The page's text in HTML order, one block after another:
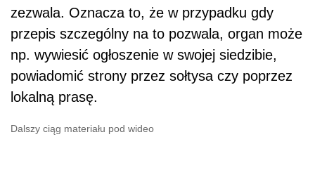
zezwala. Oznacza to, że w przypadku gdy
przepis szczególny na to pozwala, organ może
np. wywiesić ogłoszenie w swojej siedzibie,
powiadomić strony przez sołtysa czy poprzez
lokalną prasę.
Dalszy ciąg materiału pod wideo